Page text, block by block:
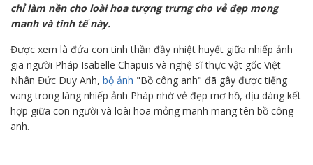
chỉ làm nền cho loài hoa tượng trưng cho vẻ đẹp mong
manh và tinh tế này.
Được xem là đứa con tinh thần đầy nhiệt huyết giữa nhiếp ảnh
gia người Pháp Isabelle Chapuis và nghệ sĩ thực vật gốc Việt
Nhân Đức Duy Anh, bộ ảnh "Bồ công anh" đã gây được tiếng
vang trong làng nhiếp ảnh Pháp nhờ vẻ đẹp mơ hồ, dịu dàng kết
hợp giữa con người và loài hoa mỏng manh mang tên bồ công
anh.